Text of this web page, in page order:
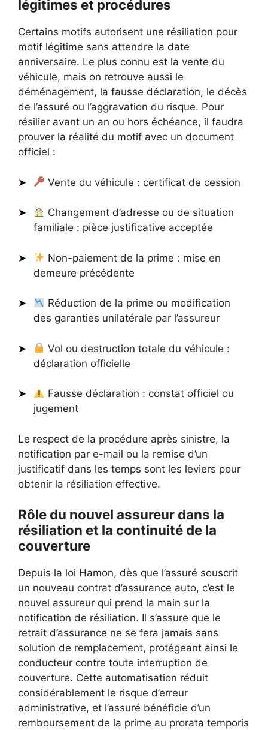
légitimes et procédures
Certains motifs autorisent une résiliation pour
motif légitime sans attendre la date
anniversaire. Le plus connu est la vente du
véhicule, mais on retrouve aussi le
déménagement, la fausse déclaration, le décès
de l’assuré ou l’aggravation du risque. Pour
résilier avant un an ou hors échéance, il faudra
prouver la réalité du motif avec un document
officiel :
Vente du véhicule : certificat de cession
Changement d’adresse ou de situation
familiale : pièce justificative acceptée
Non-paiement de la prime : mise en
demeure précédente
Réduction de la prime ou modification
des garanties unilatérale par l’assureur
Vol ou destruction totale du véhicule :
déclaration officielle
Fausse déclaration : constat officiel ou
jugement
Le respect de la procédure après sinistre, la
notification par e-mail ou la remise d’un
justificatif dans les temps sont les leviers pour
obtenir la résiliation effective.
Rôle du nouvel assureur dans la
résiliation et la continuité de la
couverture
Depuis la loi Hamon, dès que l’assuré souscrit
un nouveau contrat d’assurance auto, c’est le
nouvel assureur qui prend la main sur la
notification de résiliation. Il s’assure que le
retrait d’assurance ne se fera jamais sans
solution de remplacement, protégeant ainsi le
conducteur contre toute interruption de
couverture. Cette automatisation réduit
considérablement le risque d’erreur
administrative, et l’assuré bénéficie d’un
remboursement de la prime au prorata temporis